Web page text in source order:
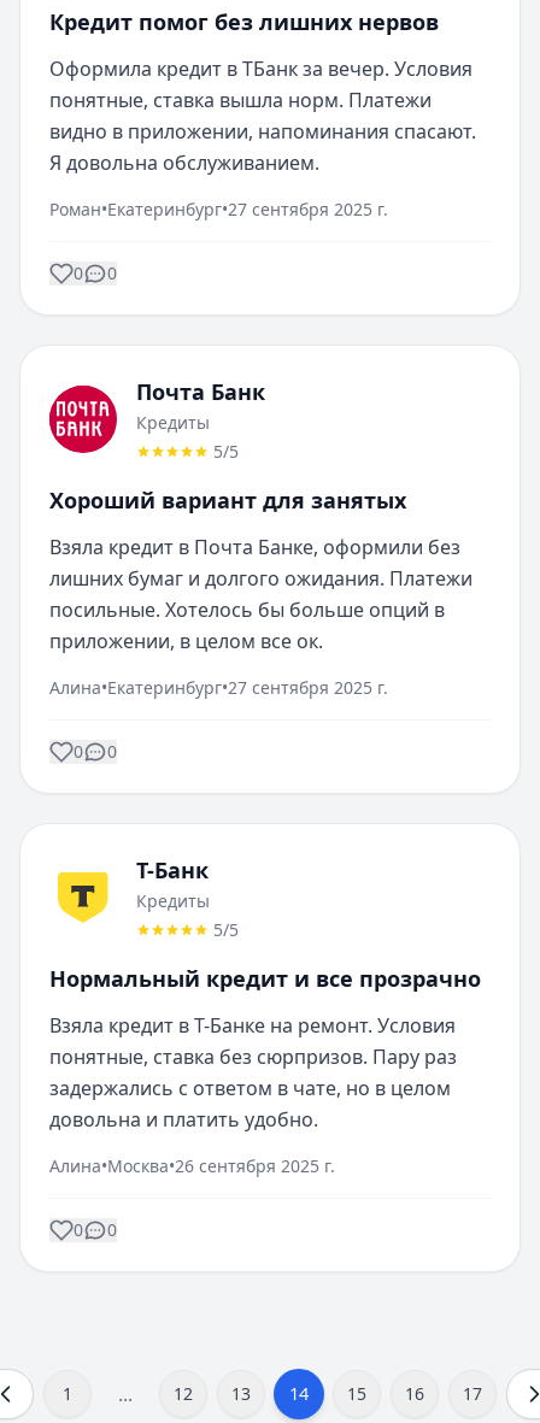
Кредит помог без лишних нервов
Оформила кредит в ТБанк за вечер. Условия
понятные, ставка вышла норм. Платежи
видно в приложении, напоминания спасают.
Я довольна обслуживанием.
Роман•Екатеринбург•27 сентября 2025 г.
0 0
Почта Банк
Кредиты
5/5
Хороший вариант для занятых
Взяла кредит в Почта Банке, оформили без
лишних бумаг и долгого ожидания. Платежи
посильные. Хотелось бы больше опций в
приложении, в целом все ок.
Алина•Екатеринбург•27 сентября 2025 г.
0 0
Т-Банк
Кредиты
5/5
Нормальный кредит и все прозрачно
Взяла кредит в Т-Банке на ремонт. Условия
понятные, ставка без сюрпризов. Пару раз
задержались с ответом в чате, но в целом
довольна и платить удобно.
Алина•Москва•26 сентября 2025 г.
0 0
1 ... 12 13 14 15 16 17